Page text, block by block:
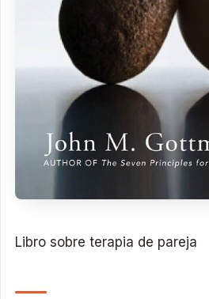
Libro sobre terapia de pareja